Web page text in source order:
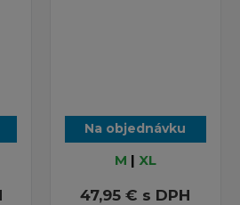
Na objednávku
M | XL
47,95 € s DPH